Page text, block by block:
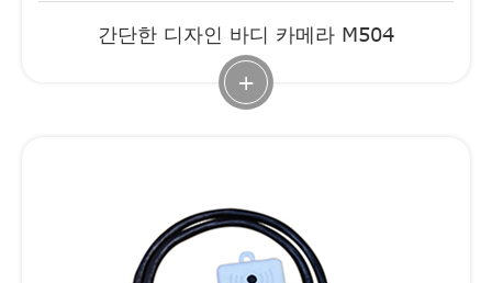
간단한 디자인 바디 카메라 M504
+